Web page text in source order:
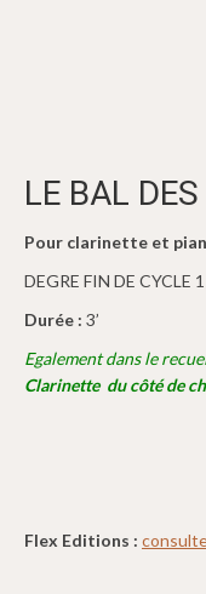
LE BAL
Pour clarinette et
DEGRE FIN DE CYCLE
Durée : 3’
Egalement dans le
Clarinette du côté de
Flex Editions :